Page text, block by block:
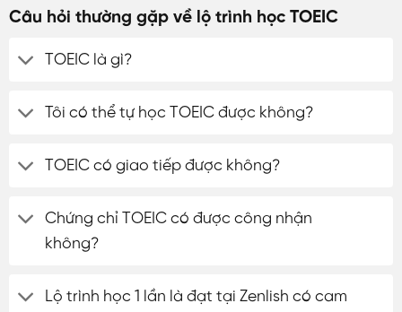
Câu hỏi thường gặp về lộ trình học TOEIC
TOEIC là gì?
Tôi có thể tự học TOEIC được không?
TOEIC có giao tiếp được không?
Chứng chỉ TOEIC có được công nhận
không?
Lộ trình học 1 lần là đạt tại Zenlish có cam